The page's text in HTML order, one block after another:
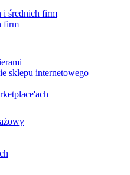
i średnich firm
firm
sklepu internetowego